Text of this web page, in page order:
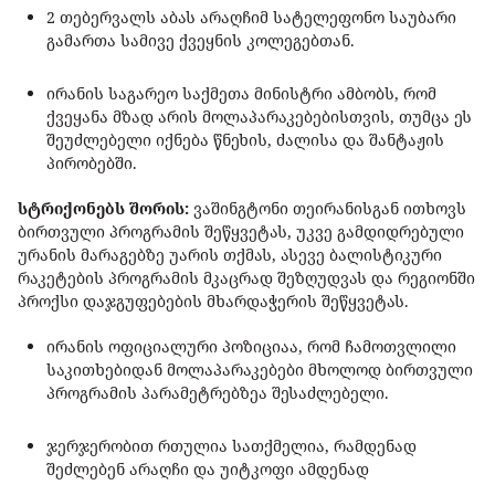
2 თებერვალს აბას არაღჩიმ სატელეფონო საუბარი
გამართა სამივე ქვეყნის კოლეგებთან.
ირანის საგარეო საქმეთა მინისტრი ამბობს, რომ
ქვეყანა მზად არის მოლაპარაკებებისთვის, თუმცა ეს
შეუძლებელი იქნება წნეხის, ძალისა და შანტაჟის
პირობებში.
სტრიქონებს შორის: ვაშინგტონი თეირანისგან ითხოვს
ბირთვული პროგრამის შეწყვეტას, უკვე გამდიდრებული
ურანის მარაგებზე უარის თქმას, ასევე ბალისტიკური
რაკეტების პროგრამის მკაცრად შეზღუდვას და რეგიონში
პროქსი დაჯგუფებების მხარდაჭერის შეწყვეტას.
ირანის ოფიციალური პოზიციაა, რომ ჩამოთვლილი
საკითხებიდან მოლაპარაკებები მხოლოდ ბირთვული
პროგრამის პარამეტრებზეა შესაძლებელი.
ჯერჯერობით რთულია სათქმელია, რამდენად
შეძლებენ არაღჩი და უიტკოფი ამდენად